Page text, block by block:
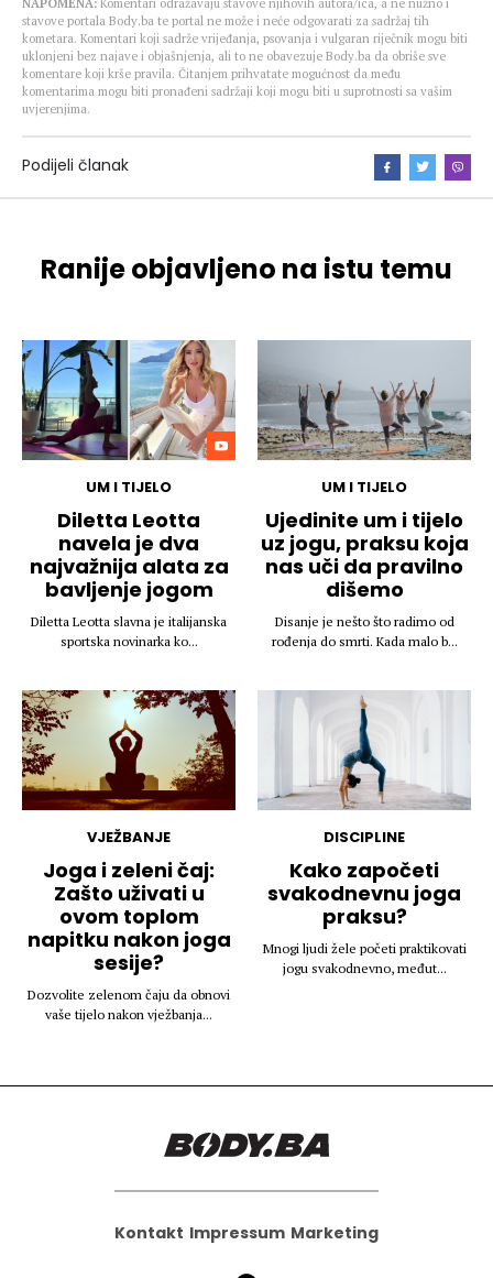
stavove portala Body.ba te portal ne može i neće odgovarati za sadržaj tih
kometara. Komentari koji sadrže vrijeđanja, psovanja i vulgaran riječnik mogu biti
uklonjeni bez najave i objašnjenja, ali to ne obavezuje Body.ba da obriše sve
komentare koji krše pravila. Čitanjem prihvatate mogućnost da među
komentarima mogu biti pronađeni sadržaji koji mogu biti u suprotnosti sa vašim
uvjerenjima.
Podijeli članak
Ranije objavljeno na istu temu
UM I TIJELO
Diletta Leotta
navela je dva
najvažnija alata za
bavljenje jogom
Diletta Leotta slavna je italijanska
sportska novinarka ko...
UM I TIJELO
Ujedinite um i tijelo
uz jogu, praksu koja
nas uči da pravilno
dišemo
Disanje je nešto što radimo od
rođenja do smrti. Kada malo b...
VJEŽBANJE
Joga i zeleni čaj:
Zašto uživati u
ovom toplom
napitku nakon joga
sesije?
Dozvolite zelenom čaju da obnovi
vaše tijelo nakon vježbanja...
DISCIPLINE
Kako započeti
svakodnevnu joga
praksu?
Mnogi ljudi žele početi praktikovati
jogu svakodnevno, međut...
Kontakt Impressum Marketing